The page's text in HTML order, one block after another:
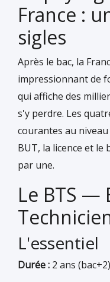
France :
sigles
Après le bac, la
impressionnant de
qui affiche des
s'y perdre. Les
courantes au
BUT, la licence et le
par une.
Le BTS —
L'essentiel
Durée : 2 ans (bac+2)